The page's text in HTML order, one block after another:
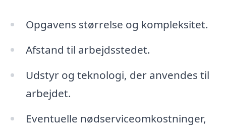
Opgavens størrelse og kompleksitet.
Afstand til arbejdsstedet.
Udstyr og teknologi, der anvendes til
arbejdet.
Eventuelle nødserviceomkostninger,